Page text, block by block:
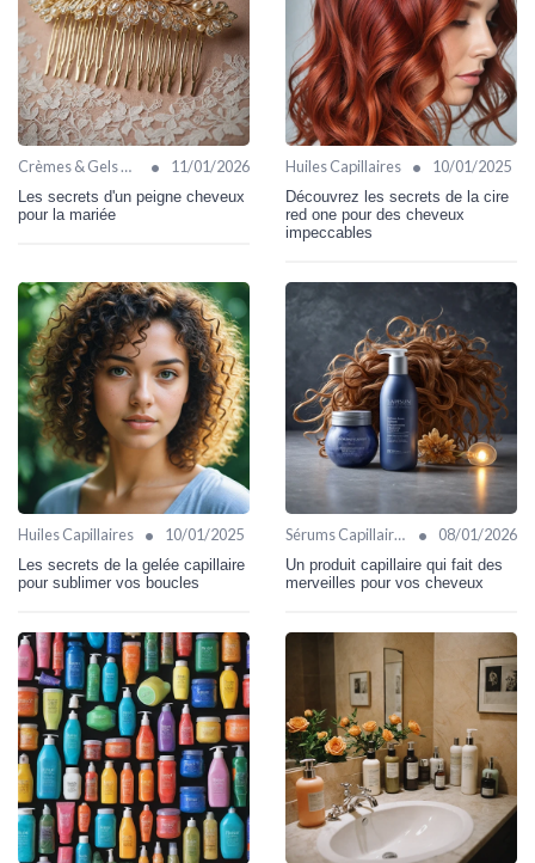
Crèmes & Gels Coiffants • 11/01/2026
Les secrets d'un peigne cheveux
pour la mariée
Huiles Capillaires • 10/01/2025
Découvrez les secrets de la cire
red one pour des cheveux
impeccables
Huiles Capillaires • 10/01/2025
Les secrets de la gelée capillaire
pour sublimer vos boucles
Sérums Capillaires • 08/01/2026
Un produit capillaire qui fait des
merveilles pour vos cheveux